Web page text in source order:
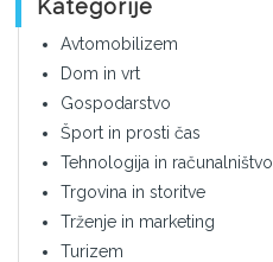
Kategorije
Avtomobilizem
Dom in vrt
Gospodarstvo
Šport in prosti čas
Tehnologija in računalništvo
Trgovina in storitve
Trženje in marketing
Turizem